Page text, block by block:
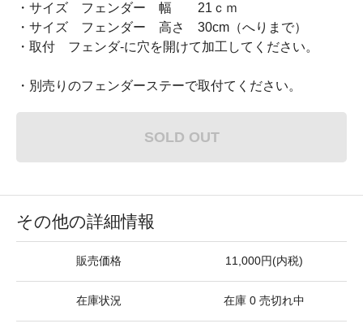
・サイズ フェンダー 幅 21ｃｍ
・サイズ フェンダー 高さ 30cm（へりまで）
・取付 フェンダ-に穴を開けて加工してください。
・別売りのフェンダーステーで取付てください。
SOLD OUT
その他の詳細情報
販売価格 11,000円(内税)
在庫状況 在庫 0 売切れ中